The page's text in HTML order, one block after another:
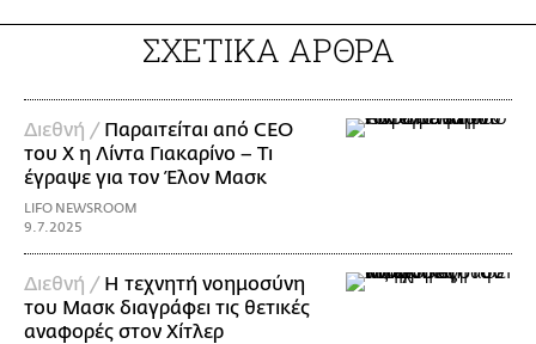
ΣΧΕΤΙΚΑ ΑΡΘΡΑ
Διεθνή / Παραιτείται από CEO
του X η Λίντα Γιακαρίνο – Τι
έγραψε για τον Έλον Μασκ
LIFO NEWSROOM
9.7.2025
Διεθνή / Η τεχνητή νοημοσύνη
του Μασκ διαγράφει τις θετικές
αναφορές στον Χίτλερ